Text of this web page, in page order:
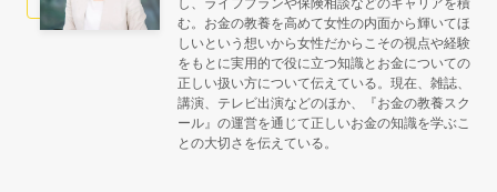
む。お金の教養を高めて女性の内面から輝いてほ
しいという想いから女性だからこその視点や経験
をもとに実用的で役に立つ知識とお金についての
正しい扱い方について伝えている。現在、雑誌、
講演、テレビ出演などのほか、『お金の教養スク
ール』の運営を通じて正しいお金の知識を学ぶこ
との大切さを伝えている。